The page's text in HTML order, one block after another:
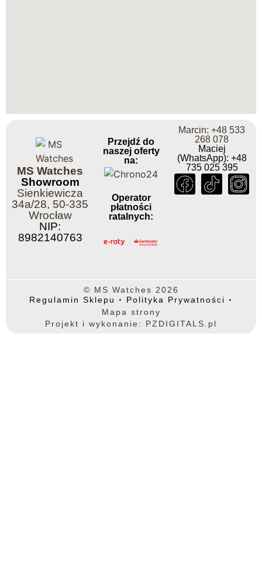
MS Watches
Showroom
Sienkiewicza
34a/28, 50-335
Wrocław
NIP:
8982140763
Przejdź do
naszej oferty
na:
Operator
płatności
ratalnych:
Marcin: +48 533
268 078
Maciej
(WhatsApp): +48
735 025 395
© MS Watches 2026
Regulamin Sklepu ◦ Polityka Prywatności ◦
Mapa strony
Projekt i wykonanie: PZDIGITALS.pl